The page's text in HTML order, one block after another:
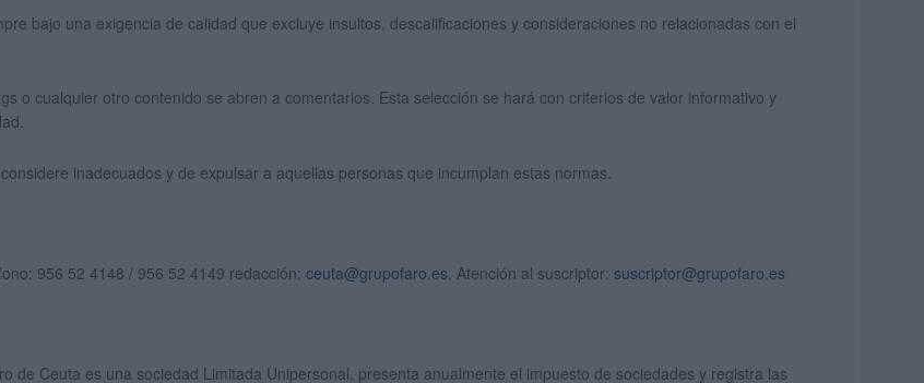
bajo una exigencia de calidad que excluye insultos, descalificaciones y consideraciones no relacionadas con el
o cualquier otro contenido se abren a comentarios. Esta selección se hará con criterios de valor informativo y
inadecuados y de expulsar a aquellas personas que incumplan estas normas.
956 52 4148 / 956 52 4149 redacción: ceuta@grupofaro.es. Atención al suscriptor: suscriptor@grupofaro.es
de Ceuta es una sociedad Limitada Unipersonal, presenta anualmente el impuesto de sociedades y registra las